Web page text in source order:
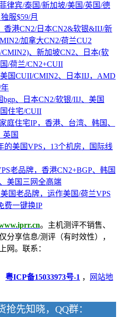
律宾/泰国/新加坡/美国/英国/德
服$59/月
香港CN2/日本CN2&软银&IIJ/新
加拿大CN2/荷兰CU2
CMIN2)、新加坡CN2、日本(软
/荷兰/CN2+CUII
国CUII/CMIN2、日本IIJ，AMD
bgp、日本CN2/软银/IIJ、美国
住宅/CUII
庭住宅IP，香港、台湾、韩国、
英国
的美国VPS，13个机房，国际线
老品牌，香港CN2+BGP、韩国
美国三网全高端
国老品牌，运作美国/荷兰VPS
费一键换IP
。主机测评不销售、
分享信息/测评（有时效性），
网。联系：
粤ICP备15033973号-1 ，
网站地
抢先知晓，QQ群：